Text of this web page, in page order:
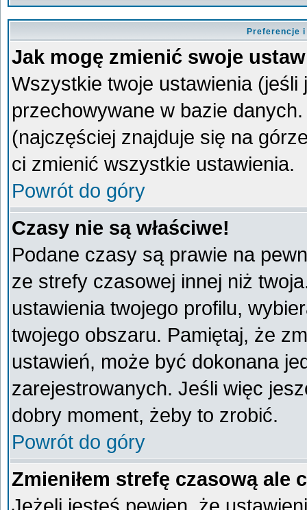
Preferencje
Jak mogę zmienić swoje
Wszystkie twoje ustawienia
przechowywane w bazie
(najczęściej znajduje się na
ci zmienić wszystkie ustawienia.
Powrót do góry
Czasy nie są właściwe!
Podane czasy są prawie na
ze strefy czasowej innej niż
ustawienia twojego profilu,
twojego obszaru. Pamiętaj, że
ustawień, może być dokonana
zarejestrowanych. Jeśli więc
dobry moment, żeby to zrobić.
Powrót do góry
Zmieniłem strefę czasową ale